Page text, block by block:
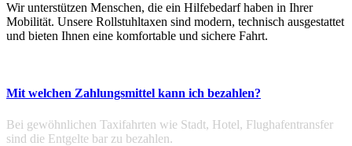
Wir unterstützen Menschen, die ein Hilfebedarf haben in Ihrer
Mobilität. Unsere Rollstuhltaxen sind modern, technisch ausgestattet
und bieten Ihnen eine komfortable und sichere Fahrt.
Mit welchen Zahlungsmittel kann ich bezahlen?
Bei gewöhnlichen Taxifahrten wie Stadt, Hotel, Flughafentransfer
sind die Entgelte bar zu bezahlen.